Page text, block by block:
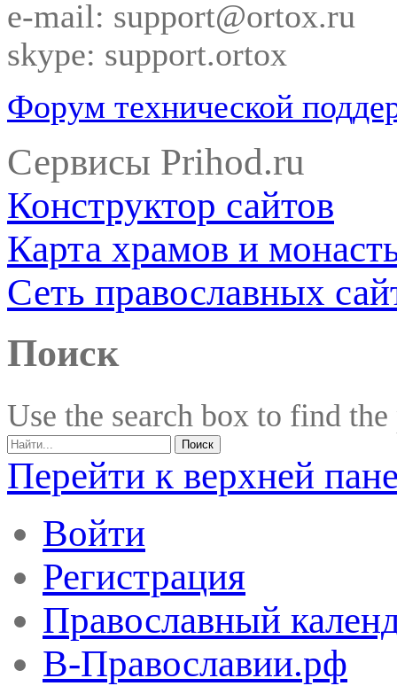
e-mail: support@ortox.ru
skype: support.ortox
Форум технической
Сервисы Prihod.ru
Конструктор сайтов
Карта храмов и
Сеть православных
Поиск
Use the search box to find
Перейти к верхней
Войти
Регистрация
Православный
В-Православии.рф